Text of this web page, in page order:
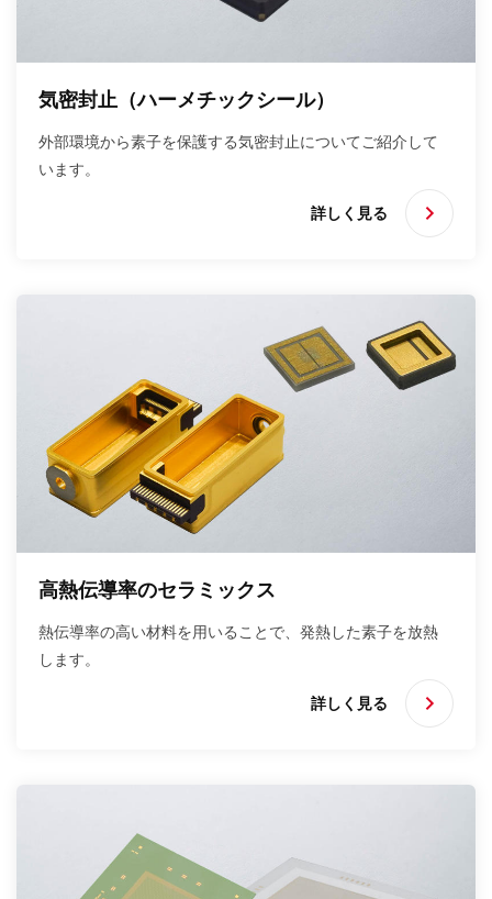
気密封止（ハーメチックシール）
外部環境から素子を保護する気密封止についてご紹介して
います。
詳しく見る
高熱伝導率のセラミックス
熱伝導率の高い材料を用いることで、発熱した素子を放熱
します。
詳しく見る